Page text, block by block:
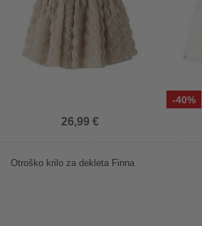
26,99 €
-40%
Otroško krilo za dekleta Finna